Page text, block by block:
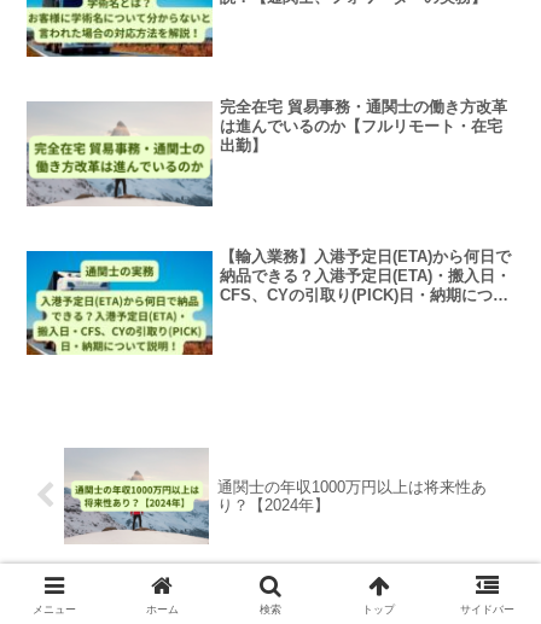
完全在宅 貿易事務・通関士の働き方改革
は進んでいるのか【フルリモート・在宅
出勤】
【輸入業務】入港予定日(ETA)から何日で
納品できる？入港予定日(ETA)・搬入日・
CFS、CYの引取り(PICK)日・納期につい
通関士の年収1000万円以上は将来性あ
り？【2024年】
通関士独学の勉強時間・勉強方法・テキ
スト詳細紹介！【ロードマップ/スケジュ
メニュー ホーム 検索 トップ サイドバー